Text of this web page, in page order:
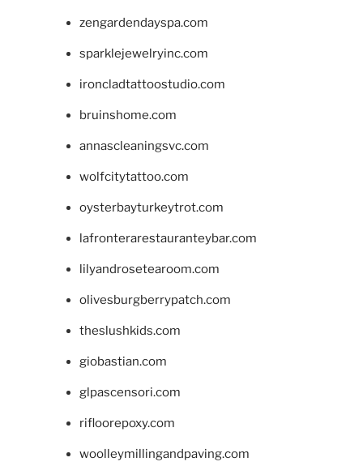
zengardendayspa.com
sparklejewelryinc.com
ironcladtattoostudio.com
bruinshome.com
annascleaningsvc.com
wolfcitytattoo.com
oysterbayturkeytrot.com
lafronterarestauranteybar.com
lilyandrosetearoom.com
olivesburgberrypatch.com
theslushkids.com
giobastian.com
glpascensori.com
rifloorepoxy.com
woolleymillingandpaving.com